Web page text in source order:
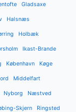
Gladsaxe
Halsnæs
Holbæk
Ikast-Brande
København Køge
Middelfart
Nyborg Næstved
Skjern Ringsted